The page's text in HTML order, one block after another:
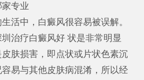
专业
中，白癜风很容易被误解。
圳治疗白癜风好 状是非常明显
肤损害，即点状或片状色素沉
易与其他皮肤病混淆，所以经